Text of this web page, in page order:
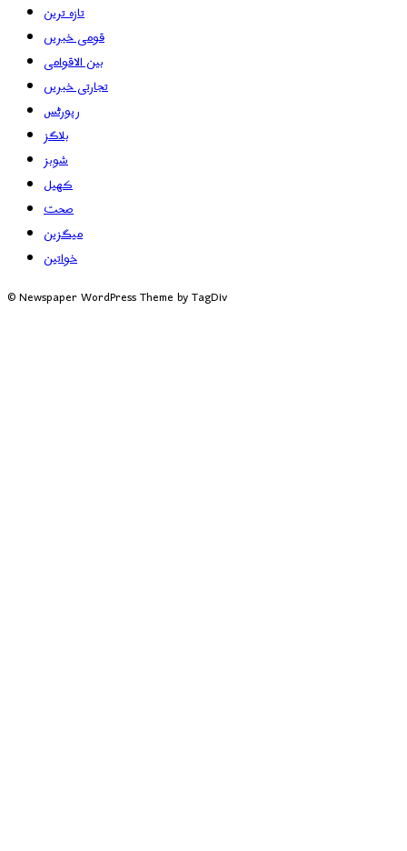
تازہ ترین
قومی خبریں
بین الاقوامی
تجارتی خبریں
رپورٹس
بلاگز
شوبز
کھیل
صحت
میگزین
خواتین
© Newspaper WordPress Theme by TagDiv